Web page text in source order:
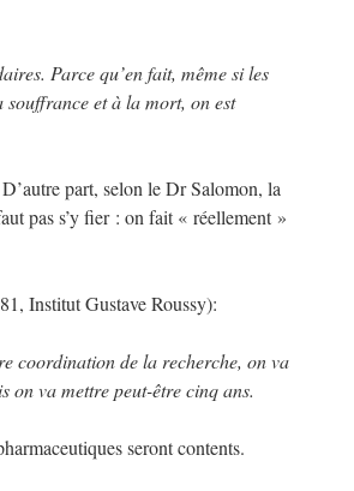
Parce qu’en fait, même si les
et à la mort, on est
part, selon le Dr Salomon, la
pas s’y fier : on fait « réellement »
Institut Gustave Roussy):
coordination de la recherche, on va
on va mettre peut-être cinq ans.
seront contents.